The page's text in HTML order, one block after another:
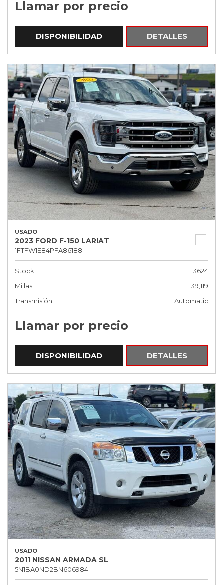
Llamar por precio
DISPONIBILIDAD DETALLES
USADO
2023 FORD F-150 LARIAT
1FTFW1E84PFA86188
Stock
3624
Millas
39,119
Transmisión
Automatic
Llamar por precio
DISPONIBILIDAD DETALLES
USADO
2011 NISSAN ARMADA SL
5N1BA0ND2BN606984